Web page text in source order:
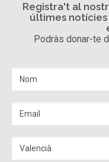
Registra't al
últimes
Podràs donar-te